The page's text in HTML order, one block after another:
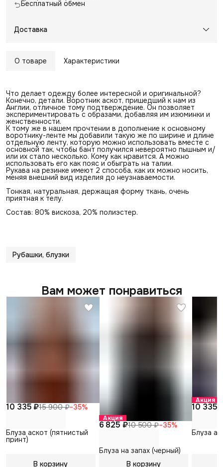
Бесплатный обмен
Доставка
О товаре Характеристики
Что делает одежду более интересной и оригинальной?
Конечно, детали. Воротник аскот, пришедший к нам из
Англии, отличное тому подтверждение. Он позволяет
экспериментировать с образами, добавляя им изюминки и
женственности.
К тому же в нашем прочтении в дополнение к основному
воротнику-ленте мы добавили такую же по ширине и длине
отдельную ленту, которую можно использовать вместе с
основной так, чтобы бант получился невероятно пышным и/
или их стало несколько. Кому как нравится. А можно
использовать его как пояс и обыграть на талии.
Рукава на резинке имеют 2 способа, как их можно носить,
меняя внешний вид изделия до неузнаваемости.
Тонкая, натуральная, держащая форму ткань, очень
приятная к телу.
Состав: 80% вискоза, 20% полиэстер.
Рубашки, блузки
Вам может понравиться
10 335 ₽15 900 ₽−35%
Блуза аскот (пятнистый
принт)
В корзину
Акция
6 825 ₽10 500 ₽−35%
Блуза на запах (черный)
В корзину
Акция
10 335
Блуза